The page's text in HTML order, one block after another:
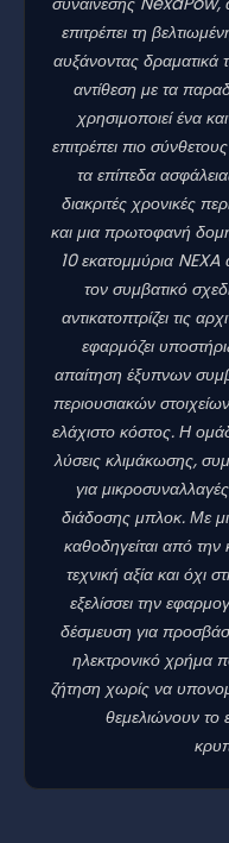
επιτρέπει τη
αυξάνοντας δραματικά
αντίθεση με τα
χρησιμοποιεί ένα
επιτρέπει πιο
τα επίπεδα
διακριτές χρονικές
και μια πρωτοφανή
10 εκατομμύρια
τον συμβατικό
αντικατοπτρίζει τις
εφαρμόζει
απαίτηση έξυπνων
περιουσιακών
ελάχιστο κόστος. Η
λύσεις κλιμάκωσης,
για
διάδοσης μπλοκ. Με
καθοδηγείται από την
τεχνική αξία και όχι
εξελίσσει την
δέσμευση για
ηλεκτρονικό χρήμα
ζήτηση χωρίς να
θεμελιώνουν το